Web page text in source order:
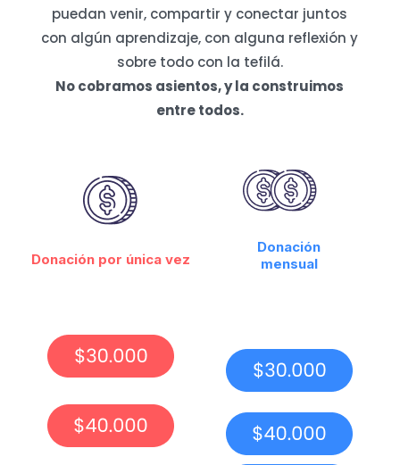
puedan venir, compartir y conectar juntos
con algún aprendizaje, con alguna reflexión y
sobre todo con la tefilá.
No cobramos asientos, y la construimos
entre todos.
Donación por única vez
Donación
mensual